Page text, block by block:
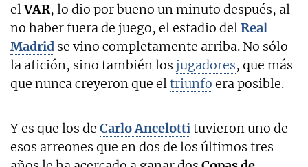
elVAR, lo dio por bueno un minuto después, al
no haber fuera de juego, el estadio delReal
Madrid se vino completamente arriba. No sólo
la afición, sino también los jugadores, que más
que nunca creyeron que eltriunfo era posible.
Y es que los de Carlo Ancelottituvieron uno de
esos arreones que en dos de los últimos tres